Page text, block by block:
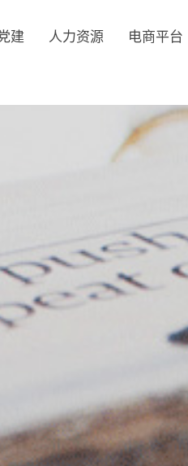
建 人力资源 电商平台